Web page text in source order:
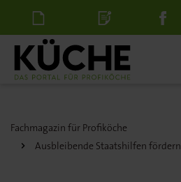
NewsletterStellenanzeige
Fachmagazin für Profiköche
Ausbleibende Staatshilfen